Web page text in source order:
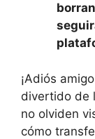
¡Adiós
divertido de
no olviden
⁢cómo